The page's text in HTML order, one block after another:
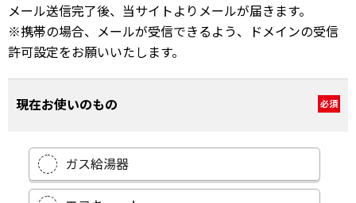
メール送信完了後、当サイトよりメールが届きます。
※携帯の場合、メールが受信できるよう、ドメインの受信
許可設定をお願いいたします。
現在お使いのもの 必須
ガス給湯器